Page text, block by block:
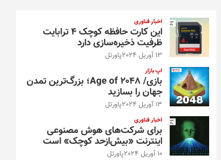
اخبار فناوری
این کارت حافظه کوچک ۴ ترابایت
ظرفیت ذخیره‌سازی دارد
13 آوریل 2024 پاورتل
اپ بازار
بازی/ Age of 2048؛ بزرگ‌ترین تمدن
جهان را بسازید
13 آوریل 2024 پاورتل
اخبار فناوری
برای شرکت‌های هوش مصنوعی
اینترنت «بیش‌از‌حد کوچک» است
10 آوریل 2024 پاورتل